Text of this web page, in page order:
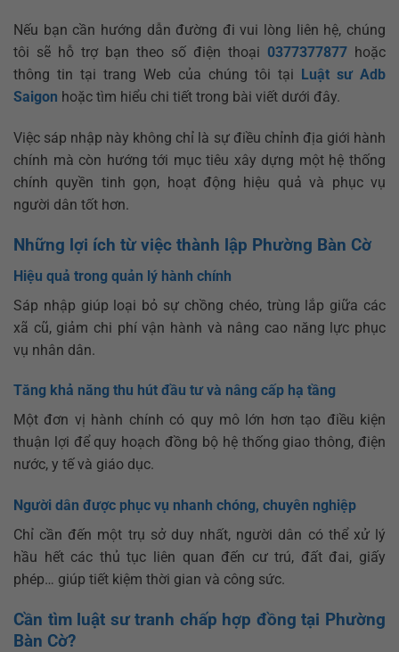
Nếu bạn cần hướng dẫn đường đi vui lòng liên hệ, chúng
tôi sẽ hỗ trợ bạn theo số điện thoại 0377377877 hoặc
thông tin tại trang Web của chúng tôi tại
Luật sư Adb
Saigon hoặc tìm hiểu chi tiết trong bài viết dưới đây.
Việc sáp nhập này không chỉ là sự điều chỉnh địa giới hành
chính mà còn hướng tới mục tiêu xây dựng một hệ thống
chính quyền tinh gọn, hoạt động hiệu quả và phục vụ
người dân tốt hơn.
Những lợi ích từ việc thành lập Phường Bàn Cờ
Hiệu quả trong quản lý hành chính
Sáp nhập giúp loại bỏ sự chồng chéo, trùng lắp giữa các
xã cũ, giảm chi phí vận hành và nâng cao năng lực phục
vụ nhân dân.
Tăng khả năng thu hút đầu tư và nâng cấp hạ tầng
Một đơn vị hành chính có quy mô lớn hơn tạo điều kiện
thuận lợi để quy hoạch đồng bộ hệ thống giao thông, điện
nước, y tế và giáo dục.
Người dân được phục vụ nhanh chóng, chuyên nghiệp
Chỉ cần đến một trụ sở duy nhất, người dân có thể xử lý
hầu hết các thủ tục liên quan đến cư trú, đất đai, giấy
phép… giúp tiết kiệm thời gian và công sức.
Cần tìm luật sư tranh chấp hợp đồng tại Phường
Bàn Cờ?